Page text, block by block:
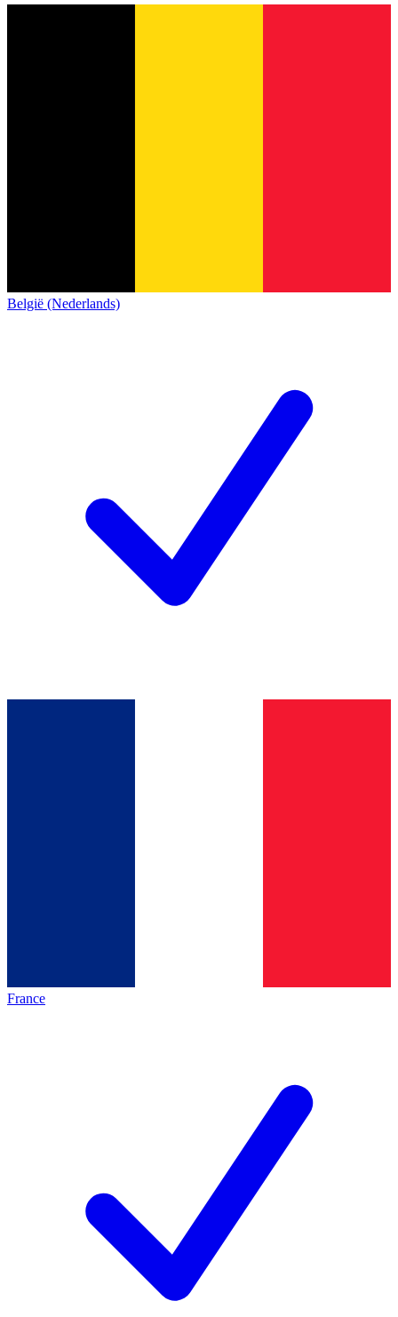
België (Nederlands)
France